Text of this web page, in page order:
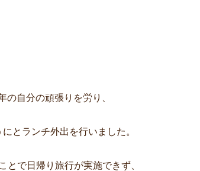
の自分の頑張りを労り、
とランチ外出を行いました。
とで日帰り旅行が実施できず、